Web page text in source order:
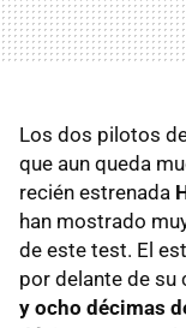
Los dos pilotos
que aun queda
recién estrenada
han mostrado
de este test. El
por delante de su
y ocho décimas